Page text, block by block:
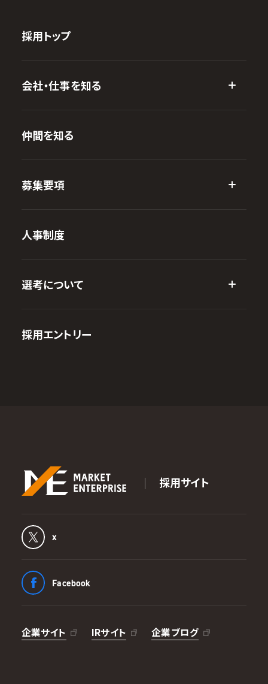
採用サイト
x
Facebook
企業サイト IRサイト 企業ブログ
採用トップ
会社・仕事を知る
仲間を知る
募集要項
人事制度
選考について
採用エントリー